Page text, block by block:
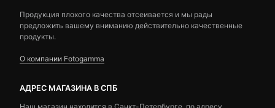
Продукция плохого качества отсеивается и мы рады
предложить вашему вниманию действительно качественные
продукты.
О компании Fotogamma
АДРЕС МАГАЗИНА В СПБ